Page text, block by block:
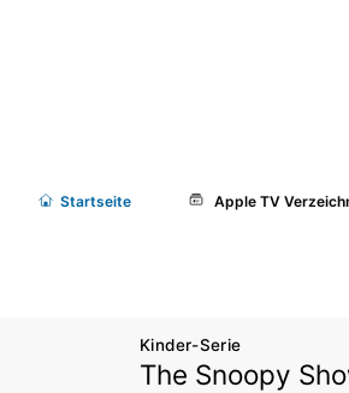
Startseite Apple TV
Kinder-Serie
The Snoopy